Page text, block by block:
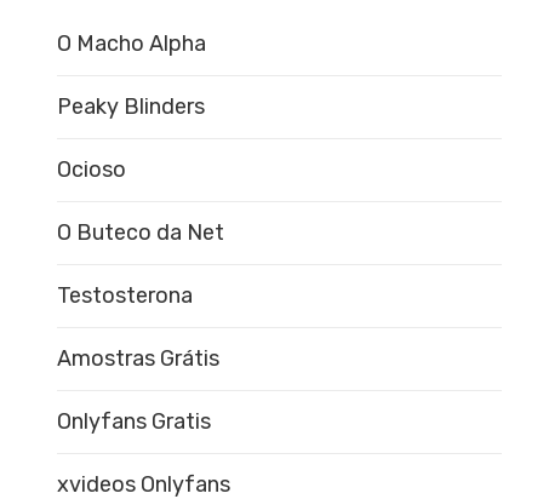
O Macho Alpha
Peaky Blinders
Ocioso
O Buteco da Net
Testosterona
Amostras Grátis
Onlyfans Gratis
xvideos Onlyfans